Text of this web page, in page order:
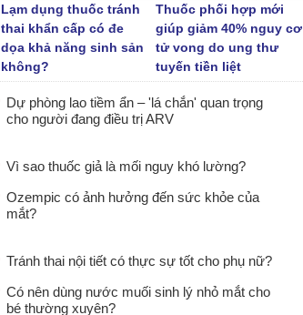
Lạm dụng thuốc tránh
thai khẩn cấp có đe
dọa khả năng sinh sản
không?
Thuốc phối hợp mới
giúp giảm 40% nguy cơ
tử vong do ung thư
tuyến tiền liệt
Dự phòng lao tiềm ẩn – 'lá chắn' quan trọng
cho người đang điều trị ARV
Vì sao thuốc giả là mối nguy khó lường?
Ozempic có ảnh hưởng đến sức khỏe của
mắt?
Tránh thai nội tiết có thực sự tốt cho phụ nữ?
Có nên dùng nước muối sinh lý nhỏ mắt cho
bé thường xuyên?